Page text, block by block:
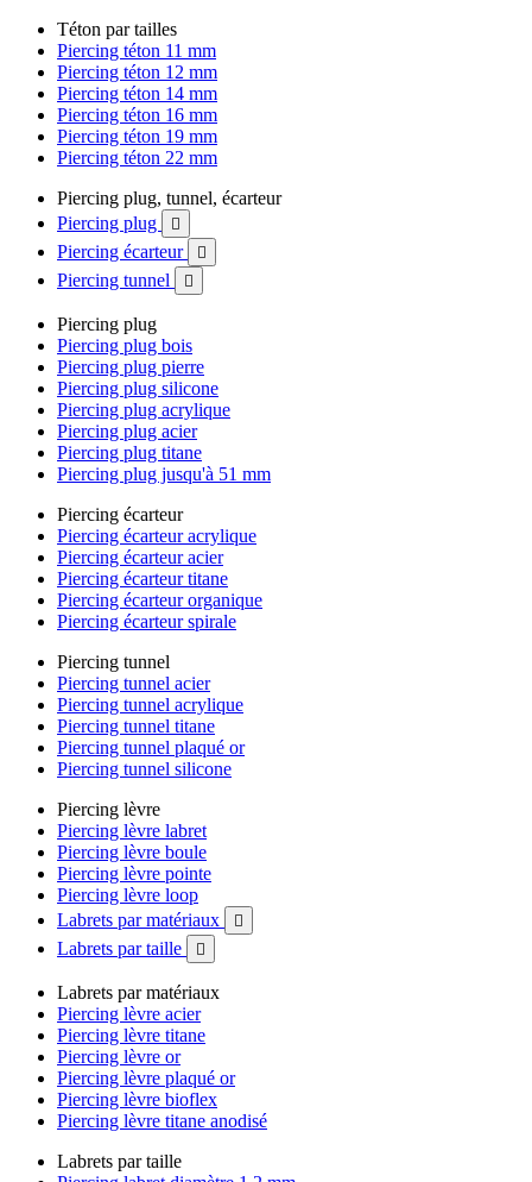
Téton par tailles
Piercing téton 11 mm
Piercing téton 12 mm
Piercing téton 14 mm
Piercing téton 16 mm
Piercing téton 19 mm
Piercing téton 22 mm
Piercing plug, tunnel, écarteur
Piercing plug

Piercing écarteur 
Piercing tunnel 
Piercing plug
Piercing plug bois
Piercing plug pierre
Piercing plug silicone
Piercing plug acrylique
Piercing plug acier
Piercing plug titane
Piercing plug jusqu'à 51 mm
Piercing écarteur
Piercing écarteur acrylique
Piercing écarteur acier
Piercing écarteur titane
Piercing écarteur organique
Piercing écarteur spirale
Piercing tunnel
Piercing tunnel acier
Piercing tunnel acrylique
Piercing tunnel titane
Piercing tunnel plaqué or
Piercing tunnel silicone
Piercing lèvre
Piercing lèvre labret
Piercing lèvre boule
Piercing lèvre pointe
Piercing lèvre loop
Labrets par matériaux

Labrets par taille 
Labrets par matériaux
Piercing lèvre acier
Piercing lèvre titane
Piercing lèvre or
Piercing lèvre plaqué or
Piercing lèvre bioflex
Piercing lèvre titane anodisé
Labrets par taille